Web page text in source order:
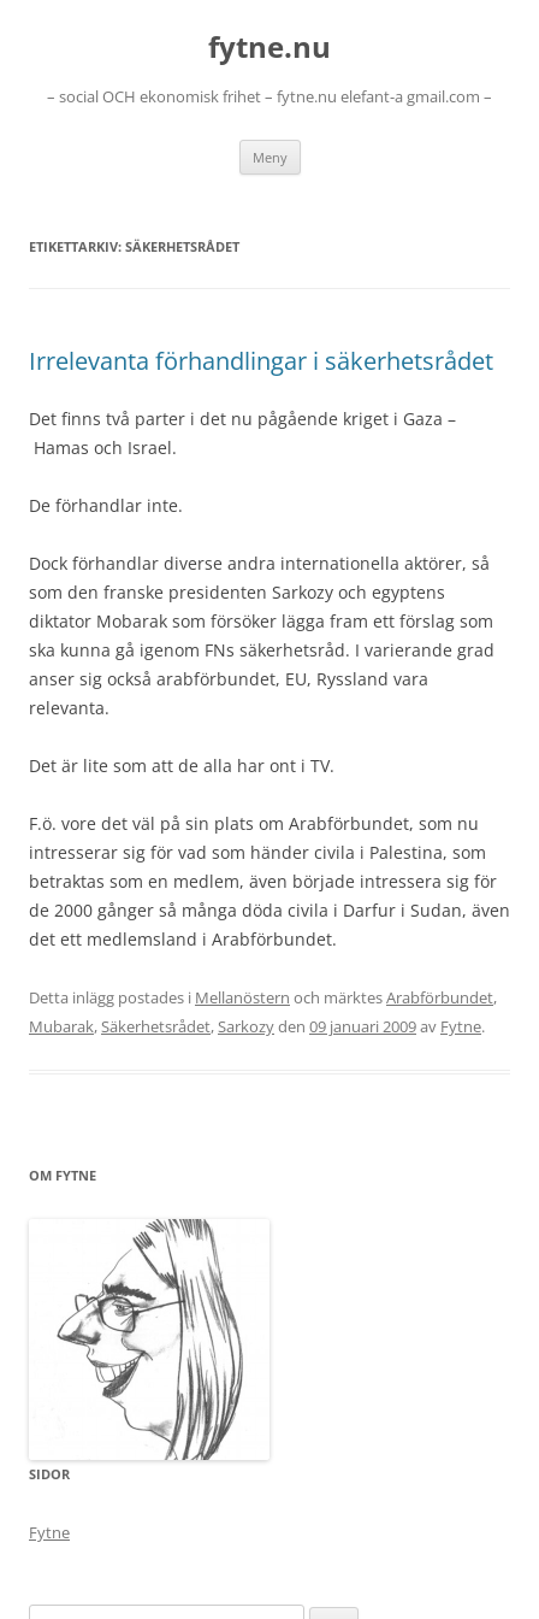
fytne.nu
– social OCH ekonomisk frihet – fytne.nu elefant-a gmail.com –
Meny
ETIKETTARKIV: SÄKERHETSRÅDET
Irrelevanta förhandlingar i säkerhetsrådet
Det finns två parter i det nu pågående kriget i Gaza –
Hamas och Israel.
De förhandlar inte.
Dock förhandlar diverse andra internationella aktörer, så
som den franske presidenten Sarkozy och egyptens
diktator Mobarak som försöker lägga fram ett förslag som
ska kunna gå igenom FNs säkerhetsråd. I varierande grad
anser sig också arabförbundet, EU, Ryssland vara
relevanta.
Det är lite som att de alla har ont i TV.
F.ö. vore det väl på sin plats om Arabförbundet, som nu
intresserar sig för vad som händer civila i Palestina, som
betraktas som en medlem, även började intressera sig för
de 2000 gånger så många döda civila i Darfur i Sudan, även
det ett medlemsland i Arabförbundet.
Detta inlägg postades i Mellanöstern och märktesArabförbundet,
Mubarak,Säkerhetsrådet,Sarkozyden 09 januari 2009av Fytne.
OM FYTNE
SIDOR
Fytne